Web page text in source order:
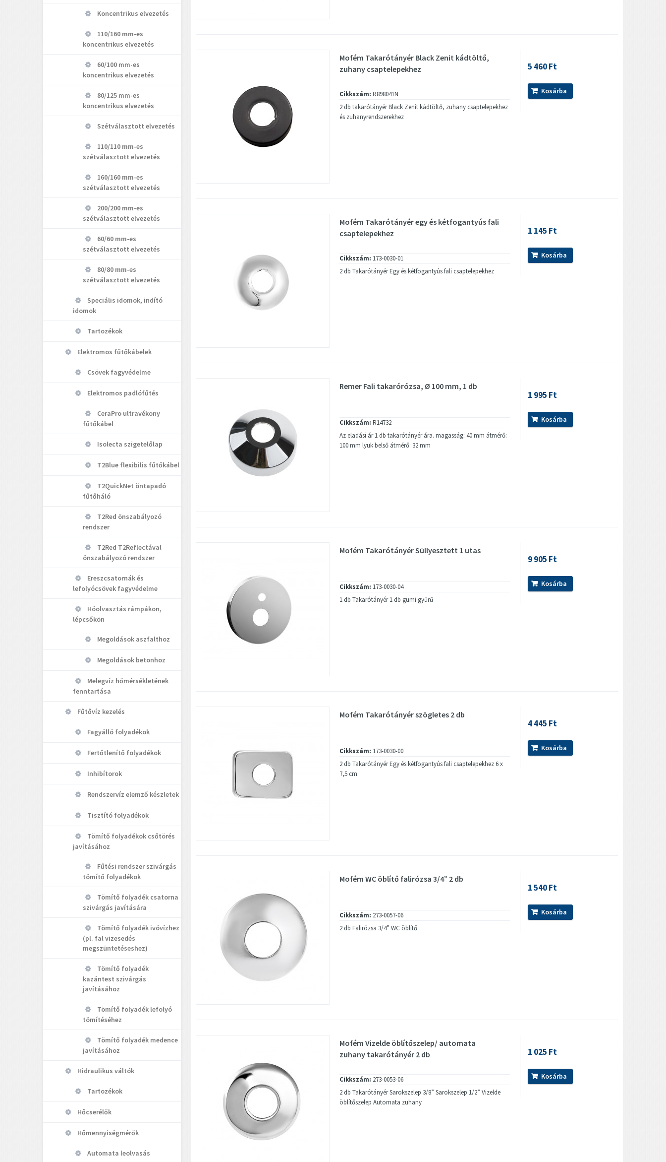
Koncentrikus elvezetés
110/160 mm-es
koncentrikus elvezetés
60/100 mm-es
koncentrikus elvezetés
80/125 mm-es
koncentrikus elvezetés
Szétválasztott elvezetés
110/110 mm-es
szétválasztott elvezetés
160/160 mm-es
szétválasztott elvezetés
200/200 mm-es
szétválasztott elvezetés
60/60 mm-es
szétválasztott elvezetés
80/80 mm-es
szétválasztott elvezetés
Speciális idomok, indító
idomok
Tartozékok
Elektromos fűtőkábelek
Csövek fagyvédelme
Elektromos padlófűtés
CeraPro ultravékony
fűtőkábel
Isolecta szigetelőlap
T2Blue flexibilis fűtőkábel
T2QuickNet öntapadó
fűtőháló
T2Red önszabályozó
rendszer
T2Red T2Reflectával
önszabályozó rendszer
Ereszcsatornák és
lefolyócsövek fagyvédelme
Hóolvasztás rámpákon,
lépcsőkön
Megoldások aszfalthoz
Megoldások betonhoz
Melegvíz hőmérsékletének
fenntartása
Fűtővíz kezelés
Fagyálló folyadékok
Fertőtlenítő folyadékok
Inhibítorok
Rendszervíz elemző készletek
Tisztító folyadékok
Tömítő folyadékok csőtörés
javításához
Fűtési rendszer szivárgás
tömítő folyadékok
Tömítő folyadék csatorna
szivárgás javítására
Tömítő folyadék ivóvízhez
(pl. fal vizesedés
megszüntetéseshez)
Tömítő folyadék
kazántest szivárgás
javításához
Tömítő folyadék lefolyó
tömítéséhez
Tömítő folyadék medence
javításához
Hidraulikus váltók
Tartozékok
Hőcserélők
Hőmennyiségmérők
Automata leolvasás
Mofém Takarótányér Black Zenit kádtöltő,
zuhany csaptelepekhez
Cikkszám: R898041N
2 db takarótányér Black Zenit kádtöltő, zuhany csaptelepekhez
és zuhanyrendszerekhez
5 460 Ft
Kosárba
Mofém Takarótányér egy és kétfogantyús fali
csaptelepekhez
Cikkszám: 173-0030-01
2 db Takarótányér Egy és kétfogantyús fali csaptelepekhez
1 145 Ft
Kosárba
Remer Fali takarórózsa, Ø 100 mm, 1 db
Cikkszám: R14732
Az eladási ár 1 db takarótányér ára. magasság: 40 mm átmérő:
100 mm lyuk belső átmérő: 32 mm
1 995 Ft
Kosárba
Mofém Takarótányér Süllyesztett 1 utas
Cikkszám: 173-0030-04
1 db Takarótányér 1 db gumi gyűrű
9 905 Ft
Kosárba
Mofém Takarótányér szögletes 2 db
Cikkszám: 173-0030-00
2 db Takarótányér Egy és kétfogantyús fali csaptelepekhez 6 x
7,5 cm
4 445 Ft
Kosárba
Mofém WC öblítő falirózsa 3/4” 2 db
Cikkszám: 273-0057-06
2 db Falirózsa 3/4” WC öblítő
1 540 Ft
Kosárba
Mofém Vizelde öblítőszelep/ automata
zuhany takarótányér 2 db
Cikkszám: 273-0053-06
2 db Takarótányér Sarokszelep 3/8” Sarokszelep 1/2” Vizelde
öblítőszelep Automata zuhany
1 025 Ft
Kosárba